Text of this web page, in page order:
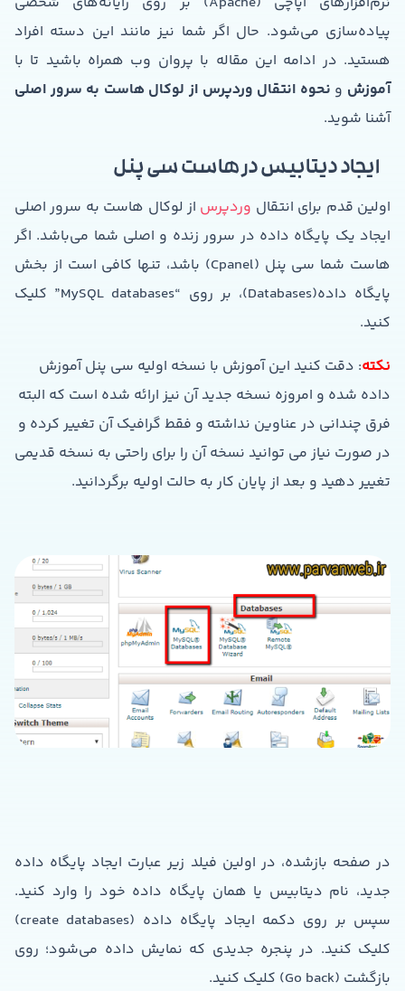
پیاده‌سازی می‌شود. حال اگر شما نیز مانند این دسته افراد
هستید. در ادامه این مقاله با پروان وب همراه باشید تا با
آموزش و نحوه انتقال وردپرس از لوکال هاست به سرور اصلی
آشنا شوید.
ایجاد دیتابیس در هاست سی پنل
اولین قدم برای انتقال وردپرس از لوکال هاست به سرور اصلی
ایجاد یک پایگاه داده در سرور زنده و اصلی شما می‌باشد. اگر
هاست شما سی پنل (Cpanel) باشد، تنها کافی است از بخش
پایگاه داده(Databases)، بر روی “MySQL databases” کلیک
کنید.
نکته: دقت کنید این آموزش با نسخه اولیه سی پنل آموزش
داده شده و امروزه نسخه جدید آن نیز ارائه شده است که البته
فرق چندانی در عناوین نداشته و فقط گرافیک آن تغییر کرده و
در صورت نیاز می توانید نسخه آن را برای راحتی به نسخه قدیمی
تغییر دهید و بعد از پایان کار به حالت اولیه برگردانید.
در صفحه بازشده، در اولین فیلد زیر عبارت ایجاد پایگاه داده
جدید، نام دیتابیس یا همان پایگاه داده خود را وارد کنید.
سپس بر روی دکمه ایجاد پایگاه داده (create databases)
کلیک کنید. در پنجره جدیدی که نمایش داده می‌شود؛ روی
بازگشت (Go back) کلیک کنید.